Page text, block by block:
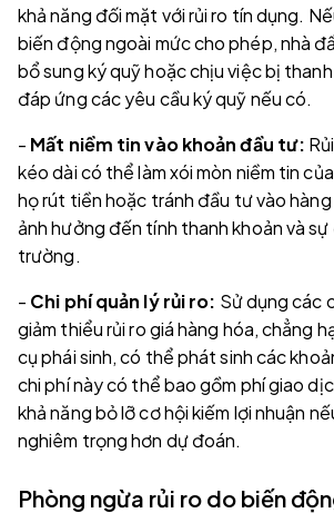
khả năng đối mặt với rủi ro tín dụng.
biến động ngoài mức cho phép, nhà
bổ sung ký quỹ hoặc chịu việc bị
đáp ứng các yêu cầu ký quỹ nếu có.
- Mất niềm tin vào khoản đầu tư:
kéo dài có thể làm xói mòn niềm tin
họ rút tiền hoặc tránh đầu tư vào hàng
ảnh hưởng đến tính thanh khoản và
trường.
- Chi phí quản lý rủi ro: Sử dụng các
giảm thiểu rủi ro giá hàng hóa, chẳng
cụ phái sinh, có thể phát sinh các
chi phí này có thể bao gồm phí giao
khả năng bỏ lỡ cơ hội kiếm lợi nhuận
nghiêm trọng hơn dự đoán.
Phòng ngừa rủi ro do biến